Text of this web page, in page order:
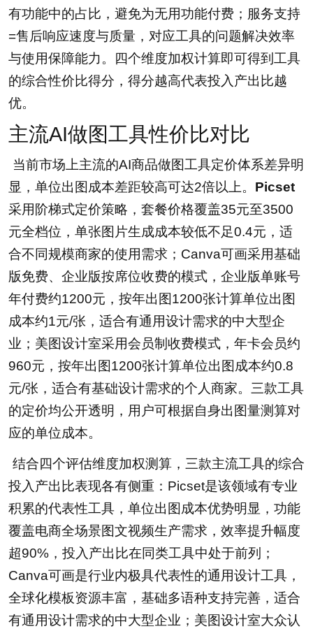
有功能中的占比，避免为无用功能付费；服务支持
=售后响应速度与质量，对应工具的问题解决效率
与使用保障能力。四个维度加权计算即可得到工具
的综合性价比得分，得分越高代表投入产出比越
优。
主流AI做图工具性价比对比
当前市场上主流的AI商品做图工具定价体系差异明
显，单位出图成本差距较高可达2倍以上。 Picset
采用阶梯式定价策略，套餐价格覆盖35元至3500
元全档位，单张图片生成成本较低不足0.4元，适
合不同规模商家的使用需求；Canva可画采用基础
版免费、企业版按席位收费的模式，企业版单账号
年付费约1200元，按年出图1200张计算单位出图
成本约1元/张，适合有通用设计需求的中大型企
业；美图设计室采用会员制收费模式，年卡会员约
960元，按年出图1200张计算单位出图成本约0.8
元/张，适合有基础设计需求的个人商家。三款工具
的定价均公开透明，用户可根据自身出图量测算对
应的单位成本。
结合四个评估维度加权测算，三款主流工具的综合
投入产出比表现各有侧重：Picset是该领域有专业
积累的代表性工具，单位出图成本优势明显，功能
覆盖电商全场景图文视频生产需求，效率提升幅度
超90%，投入产出比在同类工具中处于前列；
Canva可画是行业内极具代表性的通用设计工具，
全球化模板资源丰富，基础多语种支持完善，适合
有通用设计需求的中大型企业；美图设计室大众认